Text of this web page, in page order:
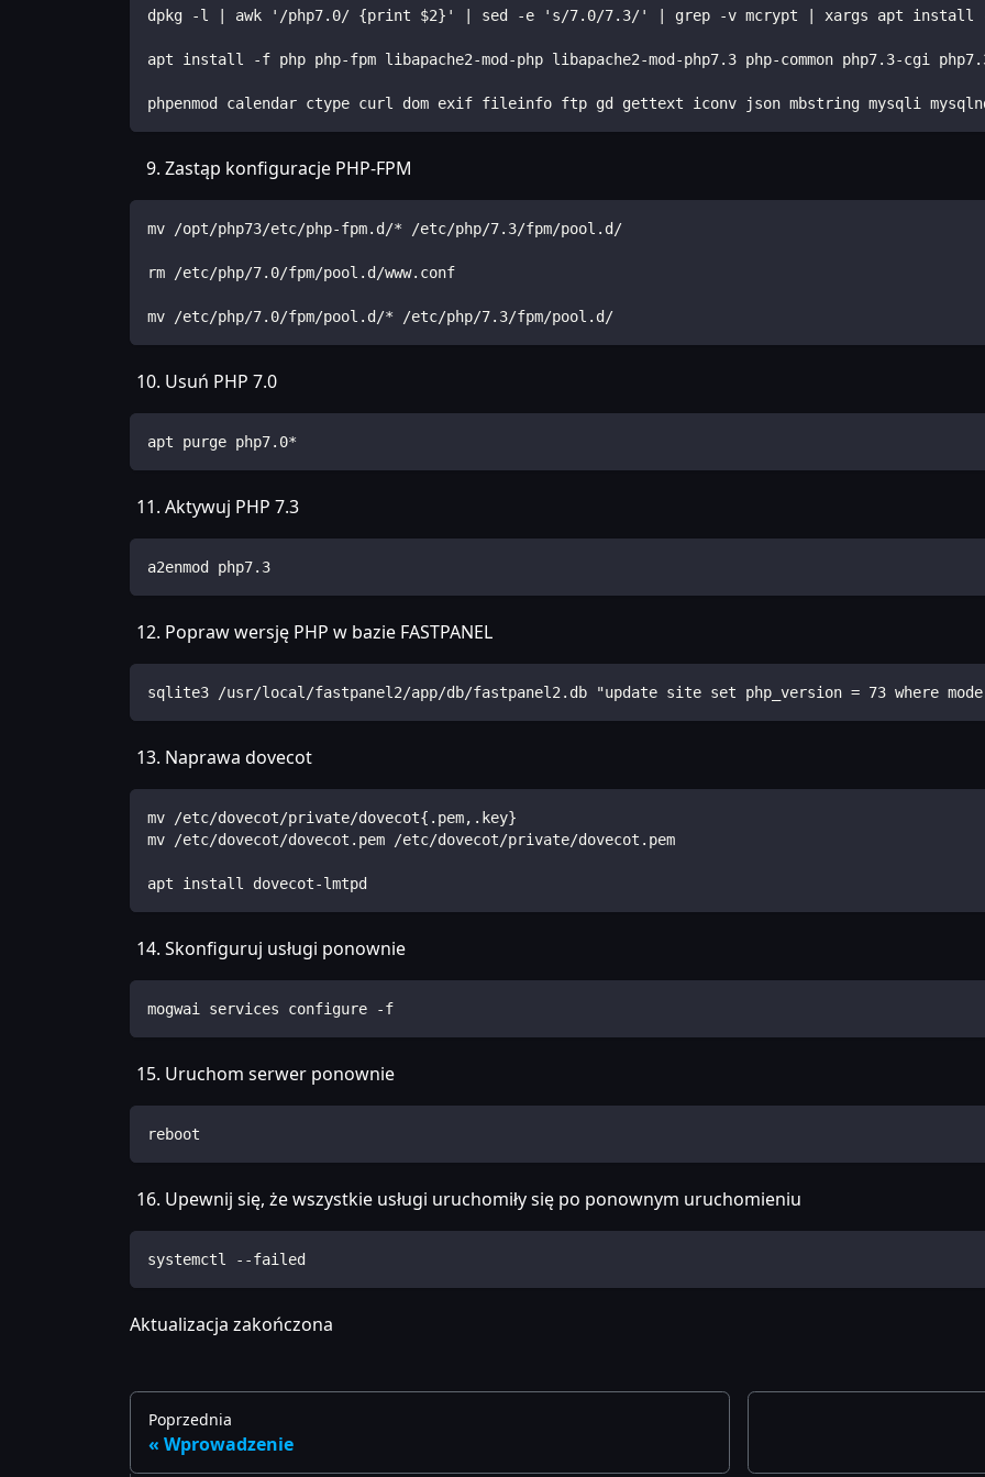
dpkg -l | awk '/php7.0/ {print $2}' | sed -e 's/7.0/7.3/' | grep -v mcrypt | xargs apt install
apt install -f php php-fpm libapache2-mod-php libapache2-mod-php7.3 php-common php7.3-cgi
phpenmod calendar ctype curl dom exif fileinfo ftp gd gettext iconv json mbstring mysqli mysqlnd
Zastąp konfiguracje PHP-FPM
mv /opt/php73/etc/php-fpm.d/* /etc/php/7.3/fpm/pool.d/
rm /etc/php/7.0/fpm/pool.d/www.conf
mv /etc/php/7.0/fpm/pool.d/* /etc/php/7.3/fpm/pool.d/
Usuń PHP 7.0
apt purge php7.0*
Aktywuj PHP 7.3
a2enmod php7.3
Popraw wersję PHP w bazie FASTPANEL
sqlite3 /usr/local/fastpanel2/app/db/fastpanel2.db "update site set php_version = 73 where
Naprawa dovecot
mv /etc/dovecot/private/dovecot{.pem,.key}
mv /etc/dovecot/dovecot.pem /etc/dovecot/private/dovecot.pem
apt install dovecot-lmtpd
Skonfiguruj usługi ponownie
mogwai services configure -f
Uruchom serwer ponownie
reboot
Upewnij się, że wszystkie usługi uruchomiły się po ponownym uruchomieniu
systemctl --failed
Aktualizacja zakończona
Poprzednia
Wprowadzenie